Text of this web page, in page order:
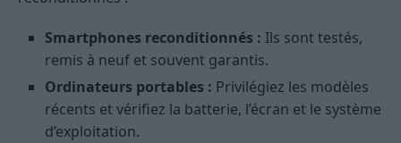
Smartphones reconditionnés : Ils sont testés,
remis à neuf et souvent garantis.
Ordinateurs portables : Privilégiez les modèles
récents et vérifiez la batterie, l’écran et le système
d’exploitation.